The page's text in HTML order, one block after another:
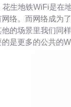
生地铁WiFi是在
络。而网络成为
的场景里我们同
是更多的公共的